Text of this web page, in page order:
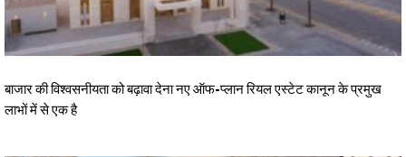
बाजार की विश्वसनीयता को बढ़ावा देना नए ऑफ-प्लान रियल एस्टेट कानून के प्रमुख
लाभों में से एक है